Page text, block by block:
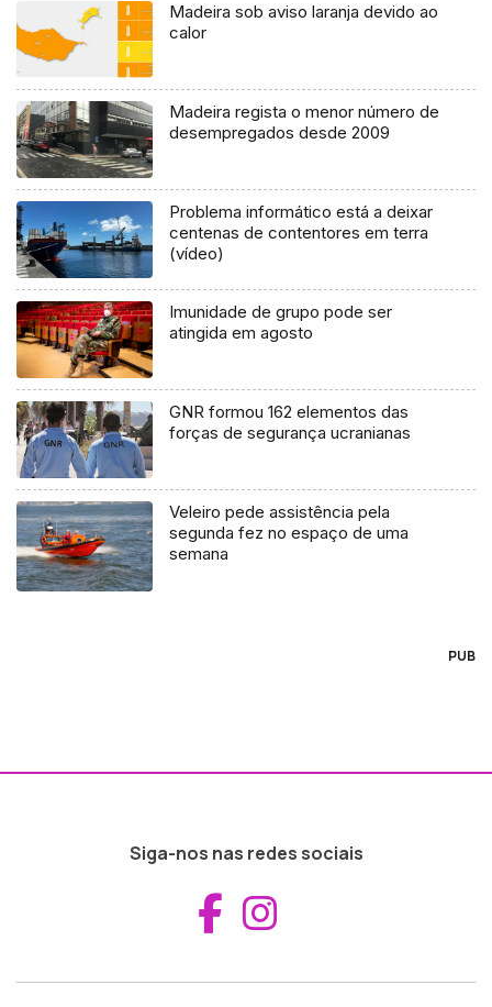
Madeira sob aviso laranja devido ao
calor
Madeira regista o menor número de
desempregados desde 2009
Problema informático está a deixar
centenas de contentores em terra
(vídeo)
Imunidade de grupo pode ser
atingida em agosto
GNR formou 162 elementos das
forças de segurança ucranianas
Veleiro pede assistência pela
segunda fez no espaço de uma
semana
PUB
Siga-nos nas redes sociais
Aceder ao